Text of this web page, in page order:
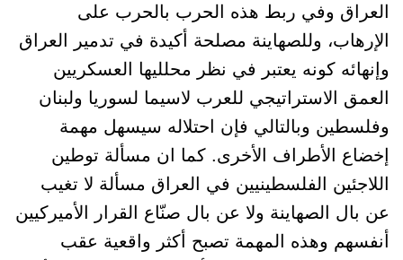
العراق وفي ربط هذه الحرب بالحرب على
الإرهاب، وللصهاينة مصلحة أكيدة في تدمير العراق
وإنهائه كونه يعتبر في نظر محلليها العسكريين
العمق الاستراتيجي للعرب لاسيما لسوريا ولبنان
وفلسطين وبالتالي فإن احتلاله سيسهل مهمة
إخضاع الأطراف الأخرى. كما ان مسألة توطين
اللاجئين الفلسطينيين في العراق مسألة لا تغيب
عن بال الصهاينة ولا عن بال صنّاع القرار الأميركيين
أنفسهم وهذه المهمة تصبح أكثر واقعية عقب